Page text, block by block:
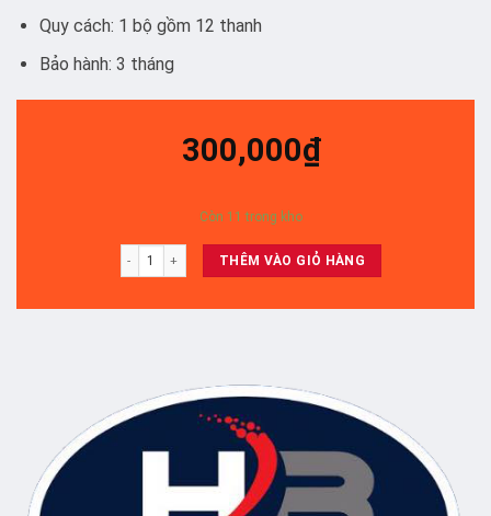
Quy cách: 1 bộ gồm 12 thanh
Bảo hành: 3 tháng
300,000₫
Còn 11 trong kho
49mu6103/49ku6100/ 49KU6000 - SET 12 THANH số lượng
THÊM VÀO GIỎ HÀNG